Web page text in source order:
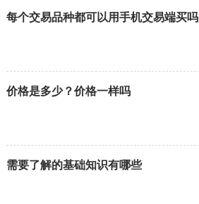
每个交易品种都可以用手机交易端买吗
价格是多少？价格一样吗
需要了解的基础知识有哪些